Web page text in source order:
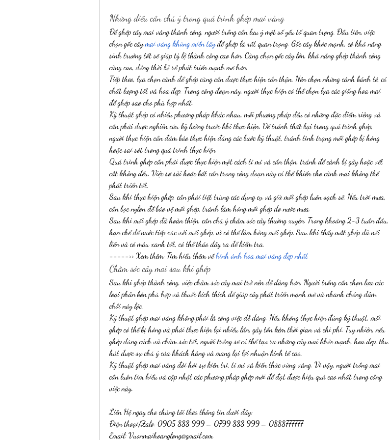
Những điều cần chú ý trong quá trình ghép mai vàng
Để ghép cây mai vàng thành công, người trồng cần lưu ý một số yếu tố quan trọng. Đầu tiên, việc
chọn gốc cây mai vàng khủng miền tây để ghép là rất quan trọng. Gốc cây khỏe mạnh, có khả năng
sinh trưởng tốt sẽ giúp tỷ lệ thành công cao hơn. Càng chọn gốc cây lớn, khả năng ghép thành công
càng cao, đồng thời bộ rễ phát triển mạnh mẽ hơn.
Tiếp theo, lựa chọn cành để ghép cũng cần được thực hiện cẩn thận. Nên chọn những cành bánh tẻ, có
chất lượng tốt và hoa đẹp. Trong công đoạn này, người thực hiện có thể chọn lựa các giống hoa mai
để ghép sao cho phù hợp nhất.
Kỹ thuật ghép có nhiều phương pháp khác nhau, mỗi phương pháp đều có những đặc điểm riêng và
cần phải được nghiên cứu kỹ lưỡng trước khi thực hiện. Để tránh thất bại trong quá trình ghép,
người thực hiện cần đảm bảo thực hiện đúng các bước kỹ thuật, tránh tình trạng mối ghép bị hỏng
hoặc sai sót trong quá trình thực hiện.
Quá trình ghép cần phải được thực hiện một cách tỉ mỉ và cẩn thận, tránh để cành bị gãy hoặc vết
cắt không đều. Việc sơ sài hoặc bất cẩn trong công đoạn này có thể khiến cho cành mai không thể
phát triển tốt.
Sau khi thực hiện ghép, cần phải tiệt trùng các dụng cụ và giữ mối ghép luôn sạch sẽ. Nếu trời mưa,
cần bọc nylon để bảo vệ mối ghép, tránh làm hỏng mối ghép do nước mưa.
Sau khi mối ghép đã hoàn thiện, cần chú ý chăm sóc cây thường xuyên. Trong khoảng 2-3 tuần đầu,
hạn chế để nước tiếp xúc với mối ghép, vì có thể làm hỏng mối ghép. Sau khi thấy mắt ghép đã nối
liền và có màu xanh tốt, có thể tháo dây ra để kiểm tra.
=====>> Xem thêm: Tìm hiểu thêm về hình ảnh hoa mai vàng đẹp nhất
Chăm sóc cây mai sau khi ghép
Sau khi ghép thành công, việc chăm sóc cây mai trở nên dễ dàng hơn. Người trồng cần chọn lựa các
loại phân bón phù hợp và thuốc kích thích để giúp cây phát triển mạnh mẽ và nhanh chóng đâm
chồi nảy lộc.
Kỹ thuật ghép mai vàng không phải là công việc dễ dàng. Nếu không thực hiện đúng kỹ thuật, mối
ghép có thể bị hỏng và phải thực hiện lại nhiều lần, gây tốn kém thời gian và chi phí. Tuy nhiên, nếu
ghép đúng cách và chăm sóc tốt, người trồng sẽ có thể tạo ra những cây mai khỏe mạnh, hoa đẹp, thu
hút được sự chú ý của khách hàng và mang lại lợi nhuận kinh tế cao.
Kỹ thuật ghép mai vàng đòi hỏi sự kiên trì, tỉ mỉ và kiến thức vững vàng. Vì vậy, người trồng mai
cần luôn tìm hiểu và cập nhật các phương pháp ghép mới để đạt được hiệu quả cao nhất trong công
việc này.
Liên Hệ ngay cho chúng tôi theo thông tin dưới đây:
Điện thoại/Zalo: 0905 888 999 – 0799 888 999 – 0888777777
Email: Vuonmaihoanglong@gmail.com